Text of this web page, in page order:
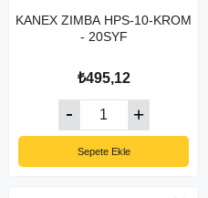
KANEX ZIMBA HPS-10-KROM
- 20SYF
₺495,12
Sepete Ekle